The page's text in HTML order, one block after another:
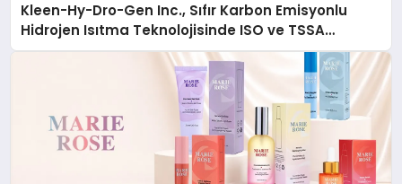
Kleen-Hy-Dro-Gen Inc., Sıfır Karbon Emisyonlu
Hidrojen Isıtma Teknolojisinde ISO ve TSSA
Düzenleyici Onaylarını Aldı